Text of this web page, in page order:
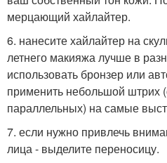
мерцающий хайлайтер.
6. нанесите хайлайтер на
летнего макияжа лучше в
использовать бронзер или
применить небольшой штрих
параллельных) на самые
7. если нужно привлечь
лица - выделите переносицу.